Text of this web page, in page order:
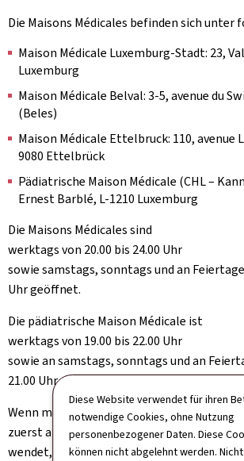
Diese Website verwendet für ihren
notwendige Cookies, ohne Nutzung
personenbezogener Daten. Diese
können nicht abgelehnt werden. Nicht
Die Maisons Médicales befinden sich unter
Maison Médicale Luxemburg-Stadt: 23,
Luxemburg
Maison Médicale Belval: 3-5, avenue du
(Beles)
Maison Médicale Ettelbruck: 110, avenue
9080 Ettelbrück
Pädiatrische Maison Médicale (CHL –
Ernest Barblé, L-1210 Luxemburg
Die Maisons Médicales sind
werktags von 20.00 bis 24.00 Uhr
sowie samstags, sonntags und an
Uhr geöffnet.
Die pädiatrische Maison Médicale ist
werktags von 19.00 bis 22.00 Uhr
sowie an samstags, sonntags und an
21.00 Uhr geöffnet.
Wenn man sich bei alltäglichen
zuerst an Hausärzte, Kinderärzte oder die
wendet, trägt jede und jeder dazu bei, dass